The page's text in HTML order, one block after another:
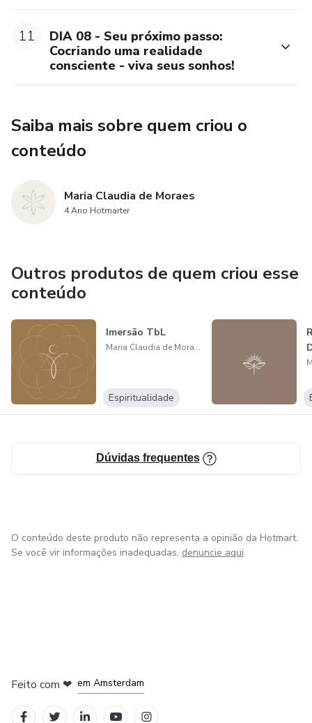
11
DIA 08 - Seu próximo passo:
Cocriando uma realidade
consciente - viva seus sonhos!
Saiba mais sobre quem criou o
conteúdo
Maria Claudia de Moraes
4 Ano Hotmarter
Outros produtos de quem criou esse
conteúdo
Imersão TbL
Maria Claudia de Moraes
Espiritualidade
Dúvidas frequentes
O conteúdo deste produto não representa a opinião da Hotmart.
Se você vir informações inadequadas, denuncie aqui
Feito com ❤ em Amsterdam